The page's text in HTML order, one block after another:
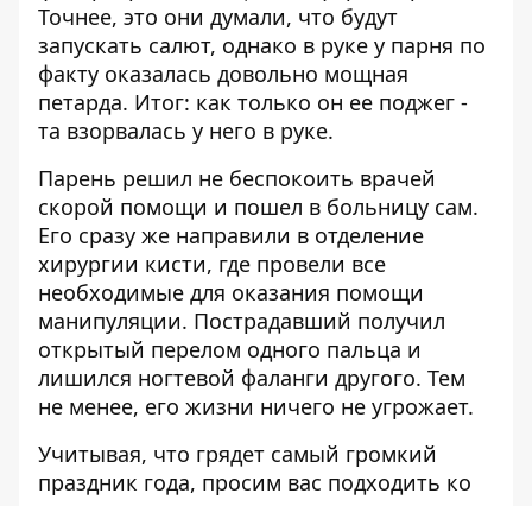
Точнее, это они думали, что будут
запускать салют, однако в руке у парня по
факту оказалась довольно мощная
петарда. Итог: как только он ее поджег -
та взорвалась у него в руке.
Парень решил не беспокоить врачей
скорой помощи и пошел в больницу сам.
Его сразу же направили в отделение
хирургии кисти, где провели все
необходимые для оказания помощи
манипуляции. Пострадавший получил
открытый перелом одного пальца и
лишился ногтевой фаланги другого. Тем
не менее, его жизни ничего не угрожает.
Учитывая, что грядет самый громкий
праздник года, просим вас подходить ко